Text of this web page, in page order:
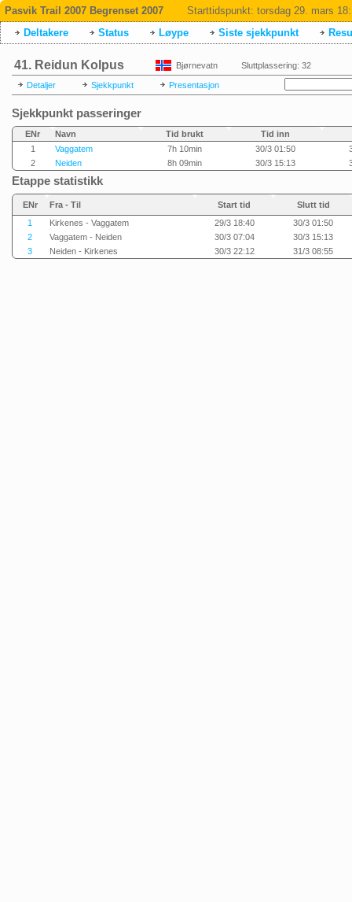
Pasvik Trail 2007 Begrenset 2007 Starttidspunkt: torsdag 29. mars
Deltakere
Status Løype Siste sjekkpunkt
41. Reidun Kolpus Bjørnevatn Sluttplassering: 32
Detaljer Sjekkpunkt Presentasjon
Sjekkpunkt passeringer
ENr Navn Tid brukt
Tid inn
1
Vaggatem 7h 10min 30/3 01:50
2
Neiden 8h 09min 30/3 15:13
Etappe statistikk
ENr Fra - Til Start tid
Slutt tid
1
Kirkenes - Vaggatem 29/3 18:40
30/3 01:50
2
Vaggatem - Neiden 30/3 07:04
30/3 15:13
3
Neiden - Kirkenes 30/3 22:12 31/3 08:55